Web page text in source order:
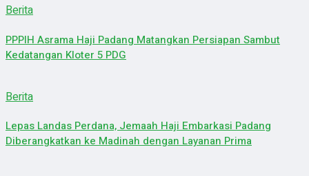
Berita
PPPIH Asrama Haji Padang Matangkan Persiapan Sambut
Kedatangan Kloter 5 PDG
Berita
Lepas Landas Perdana, Jemaah Haji Embarkasi Padang
Diberangkatkan ke Madinah dengan Layanan Prima